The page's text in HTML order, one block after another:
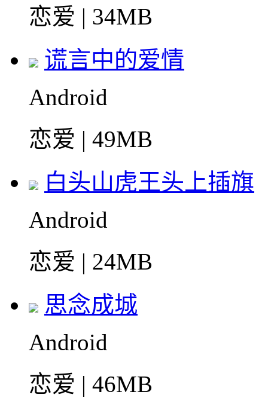
恋爱 | 34MB
谎言中的爱情
Android
恋爱 | 49MB
白头山虎王头上插旗
Android
恋爱 | 24MB
思念成城
Android
恋爱 | 46MB